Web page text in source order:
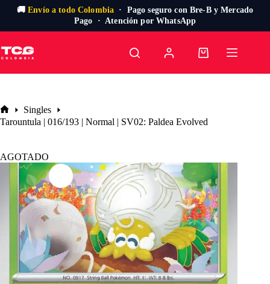
🚚Envío a todo Colombia · Pago seguro con Bre-B y Mercado
Pago · Atención por WhatsApp
al
contenido
Carro
Inicio
Singles
Tarountula | 016/193 | Normal | SV02: Paldea Evolved
AGOTADO